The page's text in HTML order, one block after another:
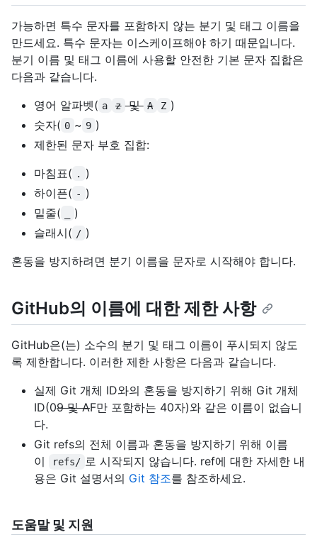
가능하면 특수 문자를 포함하지 않는 분기 및 태그 이름을
만드세요. 특수 문자는 이스케이프해야 하기 때문입니다.
분기 이름 및 태그 이름에 사용할 안전한 기본 문자 집합은
다음과 같습니다.
영어 알파벳( a z 및 A Z )
숫자( 0 ~ 9 )
제한된 문자 부호 집합:
마침표( .
)
하이픈( - )
밑줄(
)
슬래시( / )
혼동을 방지하려면 분기 이름을 문자로 시작해야 합니다.
GitHub의 이름에 대한 제한 사항
GitHub은(는) 소수의 분기 및 태그 이름이 푸시되지 않도
록 제한합니다. 이러한 제한 사항은 다음과 같습니다.
실제 Git 개체 ID와의 혼동을 방지하기 위해 Git 개체
ID(09 및 AF만 포함하는 40자)와 같은 이름이 없습니
다.
Git refs의 전체 이름과 혼동을 방지하기 위해 이름
이
refs/ 로 시작되지 않습니다. ref에 대한 자세한 내
용은 Git 설명서의 Git 참조를 참조하세요.
도움말 및 지원